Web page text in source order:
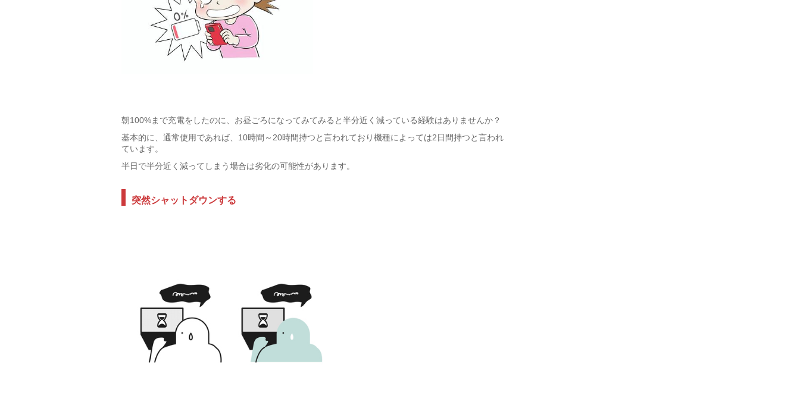
朝100%まで充電をしたのに、お昼ごろになってみてみると半分近く減っている経験はありませんか？
基本的に、通常使用であれば、10時間～20時間持つと言われており機種によっては2日間持つと言われ
ています。
半日で半分近く減ってしまう場合は劣化の可能性があります。
突然シャットダウンする